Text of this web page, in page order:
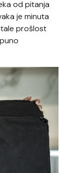
od pitanja
je minuta
prošlost